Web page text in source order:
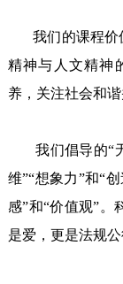
       我们的课程价值取向既是学科之间的相互融合，又是科学
精神与人文精神
养，关注社会和
       我们倡导的“无边界”和“放养”理念，放的是孩子们的“思
维”“想象力”和“
感”和“价值观”。
是爱，更是法规公